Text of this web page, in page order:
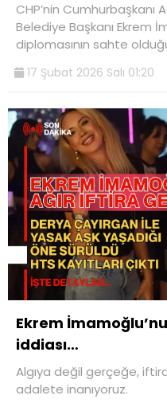
CHP’nin Cumhurbaşkanı
Belediye Başkanı Ekrem
diplomasının sahte
17 Şubat 2026 Salı 01:20
Ekrem
iddiası…
Algıya değil gerçeğe,
adalete inanıyoruz.